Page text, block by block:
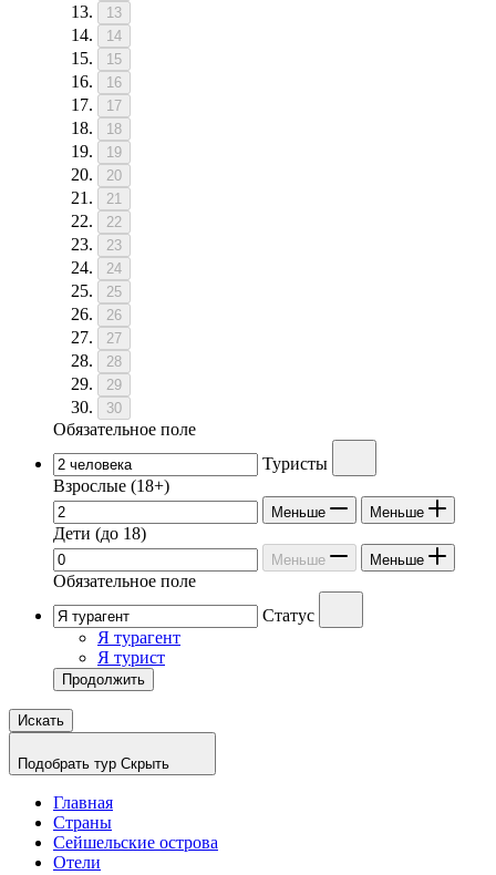
13
14
15
16
17
18
19
20
21
22
23
24
25
26
27
28
29
30
Обязательное поле
Туристы
Взрослые (18+)
Меньше Меньше
Дети (до 18)
Меньше Меньше
Обязательное поле
Статус
Я турагент
Я турист
Продолжить
Искать
Подобрать тур Скрыть
Главная
Страны
Сейшельские острова
Отели